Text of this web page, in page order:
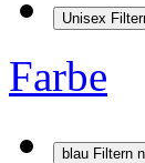
Unisex
Farbe
blau Filtern